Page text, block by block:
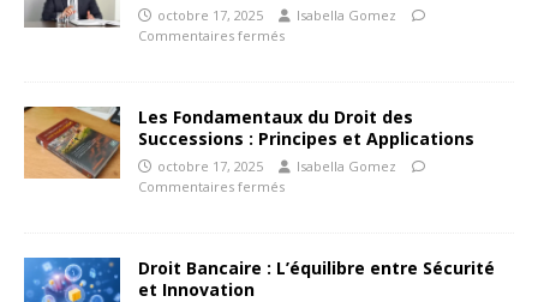
octobre 17, 2025
Isabella Gomez
Commentaires fermés
Les Fondamentaux du Droit des
Successions : Principes et Applications
octobre 17, 2025
Isabella Gomez
Commentaires fermés
Droit Bancaire : L’équilibre entre Sécurité
et Innovation